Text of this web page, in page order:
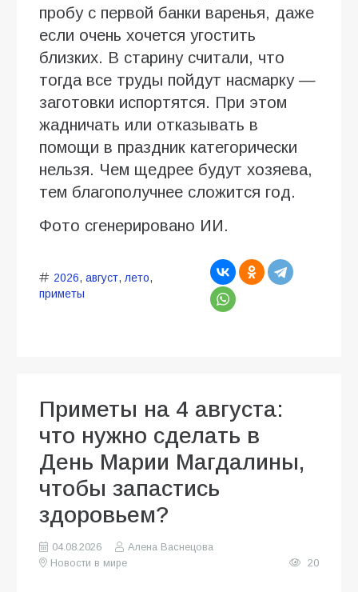
пробу с первой банки варенья, даже
если очень хочется угостить
близких. В старину считали, что
тогда все труды пойдут насмарку —
заготовки испортятся. При этом
жадничать или отказывать в
помощи в праздник категорически
нельзя. Чем щедрее будут хозяева,
тем благополучнее сложится год.
Фото сгенерировано ИИ.
2026, август, лето,
приметы
Приметы на 4 августа:
что нужно сделать в
День Марии Магдалины,
чтобы запастись
здоровьем?
04.08.2026
Алена Васнецова
Новости в мире
20